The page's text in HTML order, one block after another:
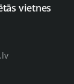
vietnes